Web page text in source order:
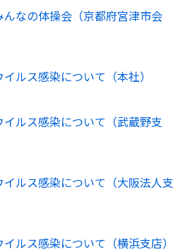
なの体操会（京都府宮津市会
ルス感染について（本社）
ルス感染について（武蔵野支
ルス感染について（大阪法人支
ルス感染について（横浜支店）